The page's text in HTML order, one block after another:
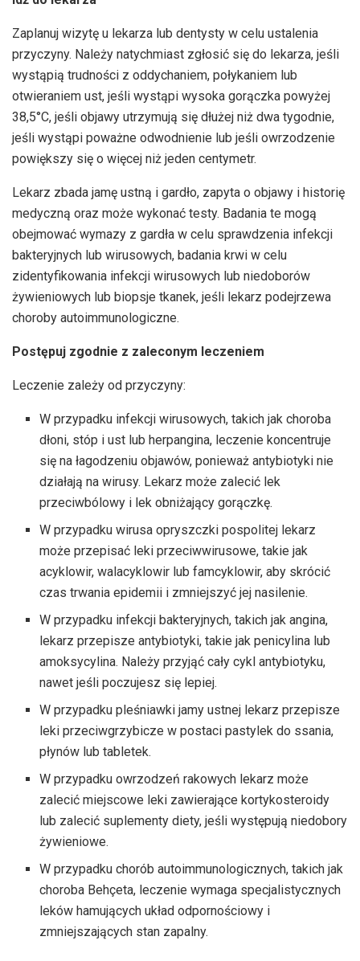
Zaplanuj wizytę u lekarza lub dentysty w celu ustalenia
przyczyny. Należy natychmiast zgłosić się do lekarza, jeśli
wystąpią trudności z oddychaniem, połykaniem lub
otwieraniem ust, jeśli wystąpi wysoka gorączka powyżej
38,5°C, jeśli objawy utrzymują się dłużej niż dwa tygodnie,
jeśli wystąpi poważne odwodnienie lub jeśli owrzodzenie
powiększy się o więcej niż jeden centymetr.
Lekarz zbada jamę ustną i gardło, zapyta o objawy i historię
medyczną oraz może wykonać testy. Badania te mogą
obejmować wymazy z gardła w celu sprawdzenia infekcji
bakteryjnych lub wirusowych, badania krwi w celu
zidentyfikowania infekcji wirusowych lub niedoborów
żywieniowych lub biopsje tkanek, jeśli lekarz podejrzewa
choroby autoimmunologiczne.
Postępuj zgodnie z zaleconym leczeniem
Leczenie zależy od przyczyny:
W przypadku infekcji wirusowych, takich jak choroba
dłoni, stóp i ust lub herpangina, leczenie koncentruje
się na łagodzeniu objawów, ponieważ antybiotyki nie
działają na wirusy. Lekarz może zalecić lek
przeciwbólowy i lek obniżający gorączkę.
W przypadku wirusa opryszczki pospolitej lekarz
może przepisać leki przeciwwirusowe, takie jak
acyklowir, walacyklowir lub famcyklowir, aby skrócić
czas trwania epidemii i zmniejszyć jej nasilenie.
W przypadku infekcji bakteryjnych, takich jak angina,
lekarz przepisze antybiotyki, takie jak penicylina lub
amoksycylina. Należy przyjąć cały cykl antybiotyku,
nawet jeśli poczujesz się lepiej.
W przypadku pleśniawki jamy ustnej lekarz przepisze
leki przeciwgrzybicze w postaci pastylek do ssania,
płynów lub tabletek.
W przypadku owrzodzeń rakowych lekarz może
zalecić miejscowe leki zawierające kortykosteroidy
lub zalecić suplementy diety, jeśli występują niedobory
żywieniowe.
W przypadku chorób autoimmunologicznych, takich jak
choroba Behçeta, leczenie wymaga specjalistycznych
leków hamujących układ odpornościowy i
zmniejszających stan zapalny.